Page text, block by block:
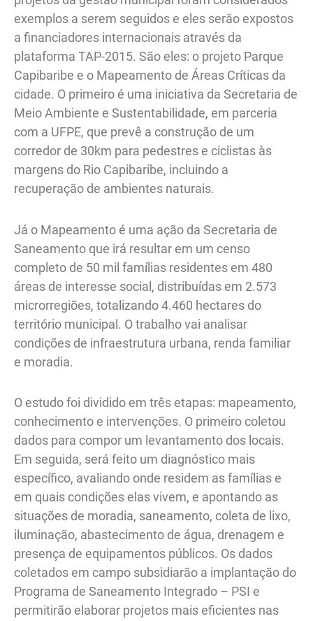
exemplos a serem seguidos e eles serão expostos
a financiadores internacionais através da
plataforma TAP-2015. São eles: o projeto Parque
Capibaribe e o Mapeamento de Áreas Críticas da
cidade. O primeiro é uma iniciativa da Secretaria de
Meio Ambiente e Sustentabilidade, em parceria
com a UFPE, que prevê a construção de um
corredor de 30km para pedestres e ciclistas às
margens do Rio Capibaribe, incluindo a
recuperação de ambientes naturais.
Já o Mapeamento é uma ação da Secretaria de
Saneamento que irá resultar em um censo
completo de 50 mil famílias residentes em 480
áreas de interesse social, distribuídas em 2.573
microrregiões, totalizando 4.460 hectares do
território municipal. O trabalho vai analisar
condições de infraestrutura urbana, renda familiar
e moradia.
O estudo foi dividido em três etapas: mapeamento,
conhecimento e intervenções. O primeiro coletou
dados para compor um levantamento dos locais.
Em seguida, será feito um diagnóstico mais
específico, avaliando onde residem as famílias e
em quais condições elas vivem, e apontando as
situações de moradia, saneamento, coleta de lixo,
iluminação, abastecimento de água, drenagem e
presença de equipamentos públicos. Os dados
coletados em campo subsidiarão a implantação do
Programa de Saneamento Integrado – PSI e
permitirão elaborar projetos mais eficientes nas